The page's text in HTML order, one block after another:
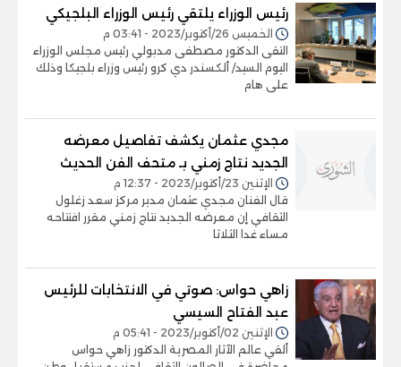
رئيس الوزراء يلتقي رئيس الوزراء البلجيكي
الخميس 26/أكتوبر/2023 - 03:41 م
التقى الدكتور مصطفى مدبولي رئيس مجلس الوزراء
اليوم السيد/ ألكسندر دي كرو رئيس وزراء بلجيكا وذلك
على هام
مجدي عثمان يكشف تفاصيل معرضه
الجديد نتاج زمني بـ متحف الفن الحديث
الإثنين 23/أكتوبر/2023 - 12:37 م
قال الفنان مجدي عثمان مدير مركز سعد زغلول
الثقافي إن معرضه الجديد نتاج زمني مقرر افتتاحه
مساء غدا الثلاثا
زاهي حواس: صوتي في الانتخابات للرئيس
عبد الفتاح السيسي
الإثنين 02/أكتوبر/2023 - 05:41 م
ألقي عالم الآثار المصرية الدكتور زاهي حواس